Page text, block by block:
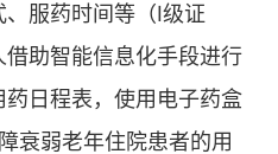
服药时间等（Ⅰ级证
助智能信息化手段进行
日程表，使用电子药盒
衰弱老年住院患者的用